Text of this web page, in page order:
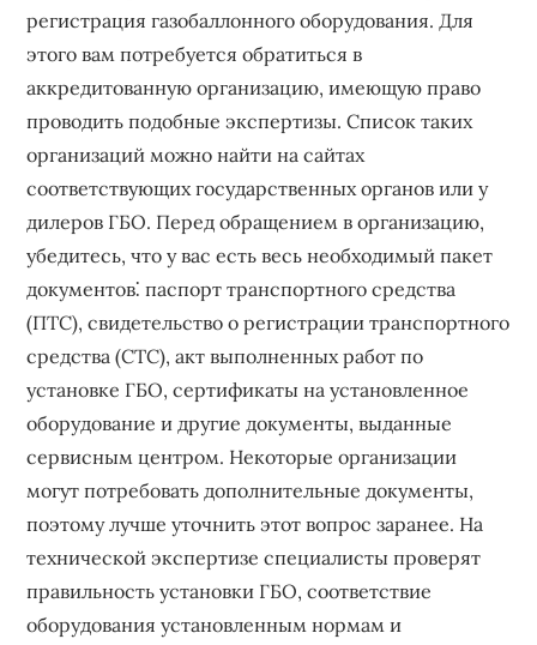
регистрация газобаллонного оборудования. Для
этого вам потребуется обратиться в
аккредитованную организацию, имеющую право
проводить подобные экспертизы. Список таких
организаций можно найти на сайтах
соответствующих государственных органов или у
дилеров ГБО. Перед обращением в организацию,
убедитесь, что у вас есть весь необходимый пакет
документов⁚ паспорт транспортного средства
(ПТС), свидетельство о регистрации транспортного
средства (СТС), акт выполненных работ по
установке ГБО, сертификаты на установленное
оборудование и другие документы, выданные
сервисным центром. Некоторые организации
могут потребовать дополнительные документы,
поэтому лучше уточнить этот вопрос заранее. На
технической экспертизе специалисты проверят
правильность установки ГБО, соответствие
оборудования установленным нормам и